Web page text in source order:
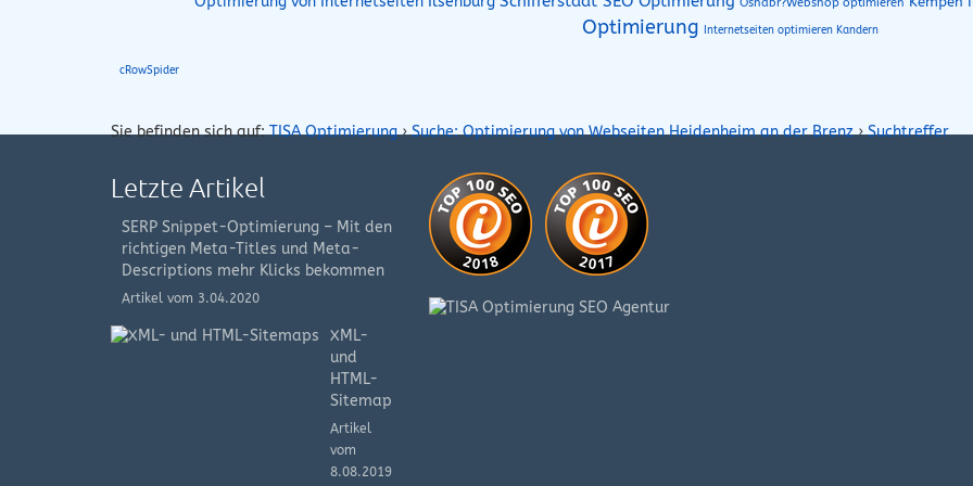
Optimierung
Internetseiten optimieren Kandern
cRowSpider
Sie befinden sich auf:TISA Optimierung›Suche: Optimierung von Webseiten Heidenheim an der Brenz›Suchtreffer
Letzte Artikel
SERP Snippet-Optimierung – Mit den
richtigen Meta-Titles und Meta-
Descriptions mehr Klicks bekommen
Artikel vom 3.04.2020
XML-
und
HTML-
Sitemap
Artikel
vom
8.08.2019